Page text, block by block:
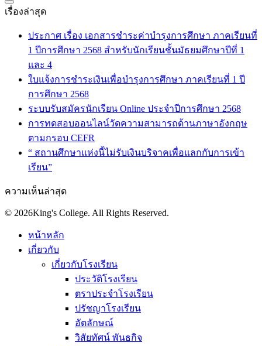
เรื่องล่าสุด
ประกาศ เรื่อง เอกสารชำระค่าบำรุงการศึกษา ภาคเรียนที่
1 ปีการศึกษา 2568 สำหรับนักเรียนชั้นมัธยมศึกษาปีที่ 1
และ 4
ใบแจ้งการชำระเงินเพื่อบำรุงการศึกษา ภาคเรียนที่ 1 ปี
การศึกษา 2568
ระบบรับสมัครนักเรียน Online ประจำปีการศึกษา 2568
การทดสอบออนไลน์วัดความสามารถด้านภาษาอังกฤษ
ตามกรอบ CEFR
“ สถานศึกษาแห่งนี้ไม่รับเงินบริจาคเพื่อแลกกับการเข้า
เรียน”
ความเห็นล่าสุด
© 2026King's College. All Rights Reserved.
หน้าหลัก
เกี่ยวกับ
เกี่ยวกับโรงเรียน
ประวัติโรงเรียน
ตราประจำโรงเรียน
ปรัชญาโรงเรียน
อัตลักษณ์
วิสัยทัศน์ พันธกิจ